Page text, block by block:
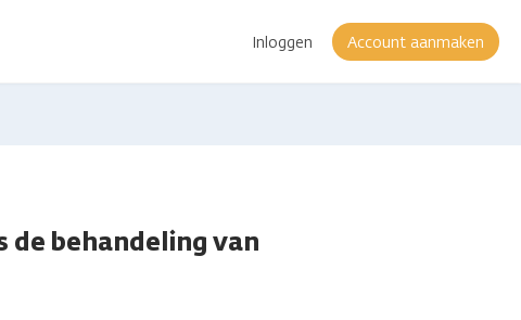
Inloggen Account aanmaken
behandeling van